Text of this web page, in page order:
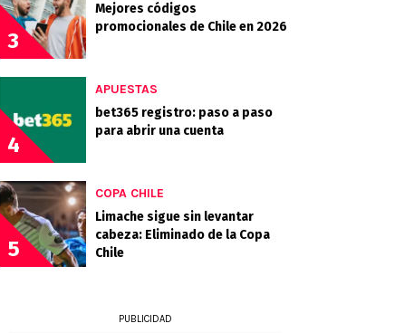
3
Mejores códigos
promocionales de Chile en 2026
4
APUESTAS
bet365 registro: paso a paso
para abrir una cuenta
5
COPA CHILE
Limache sigue sin levantar
cabeza: Eliminado de la Copa
Chile
PUBLICIDAD